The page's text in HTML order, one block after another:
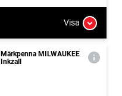
Visa
Märkpenna MILWAUKEE
Inkzall